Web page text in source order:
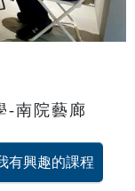
-南院藝廊
有興趣的課程